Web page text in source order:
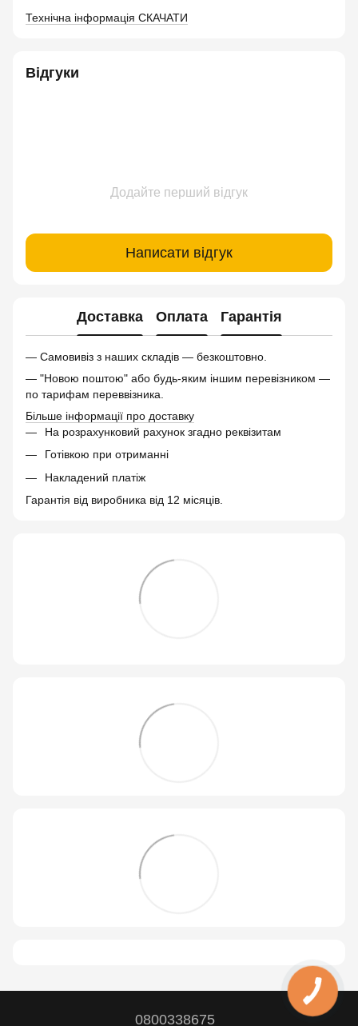
Технічна інформація СКАЧАТИ
Відгуки
Додайте перший відгук
Написати відгук
Доставка Оплата Гарантія
— Самовивіз з наших складів — безкоштовно.
— "Новою поштою" або будь-яким іншим перевізником —
по тарифам переввізника.
Більше інформації про доставку
На розрахунковий рахунок згадно реквізитам
Готівкою при отриманні
Накладений платіж
Гарантія від виробника від 12 місяців.
0800338675